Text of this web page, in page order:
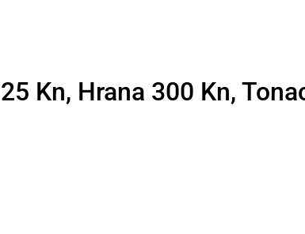
Kn, Hrana 300 Kn,